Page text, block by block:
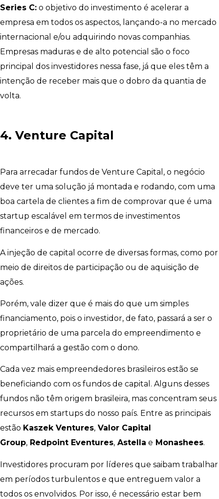
Series C: o objetivo do investimento é acelerar a
empresa em todos os aspectos, lançando-a no mercado
internacional e/ou adquirindo novas companhias.
Empresas maduras e de alto potencial são o foco
principal dos investidores nessa fase, já que eles têm a
intenção de receber mais que o dobro da quantia de
volta.
4. Venture Capital
Para arrecadar fundos de Venture Capital, o negócio
deve ter uma solução já montada e rodando, com uma
boa cartela de clientes a fim de comprovar que é uma
startup escalável em termos de investimentos
financeiros e de mercado.
A injeção de capital ocorre de diversas formas, como por
meio de direitos de participação ou de aquisição de
ações.
Porém, vale dizer que é mais do que um simples
financiamento, pois o investidor, de fato, passará a ser o
proprietário de uma parcela do empreendimento e
compartilhará a gestão com o dono.
Cada vez mais empreendedores brasileiros estão se
beneficiando com os fundos de capital. Alguns desses
fundos não têm origem brasileira, mas concentram seus
recursos em startups do nosso país. Entre as principais
estão Kaszek Ventures, Valor Capital
Group, Redpoint Eventures, Astella e Monashees.
Investidores procuram por líderes que saibam trabalhar
em períodos turbulentos e que entreguem valor a
todos os envolvidos. Por isso, é necessário estar bem